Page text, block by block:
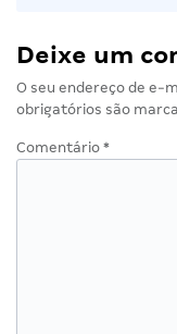
Deixe um
O seu endereço de e-
obrigatórios são
Comentário *